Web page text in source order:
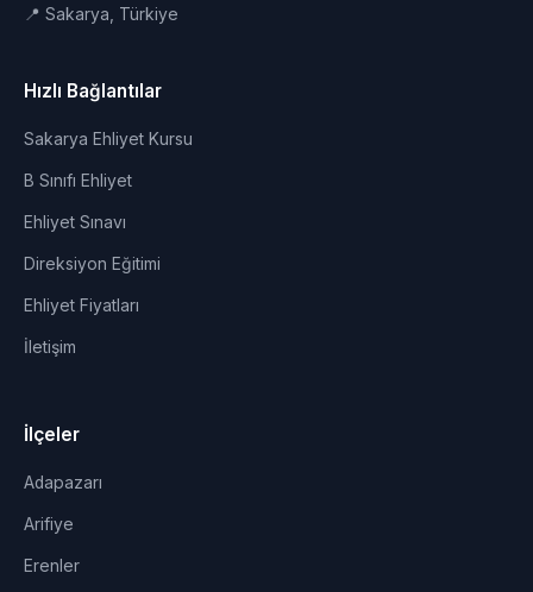
📍 Sakarya, Türkiye
Hızlı Bağlantılar
Sakarya Ehliyet Kursu
B Sınıfı Ehliyet
Ehliyet Sınavı
Direksiyon Eğitimi
Ehliyet Fiyatları
İletişim
İlçeler
Adapazarı
Arifiye
Erenler